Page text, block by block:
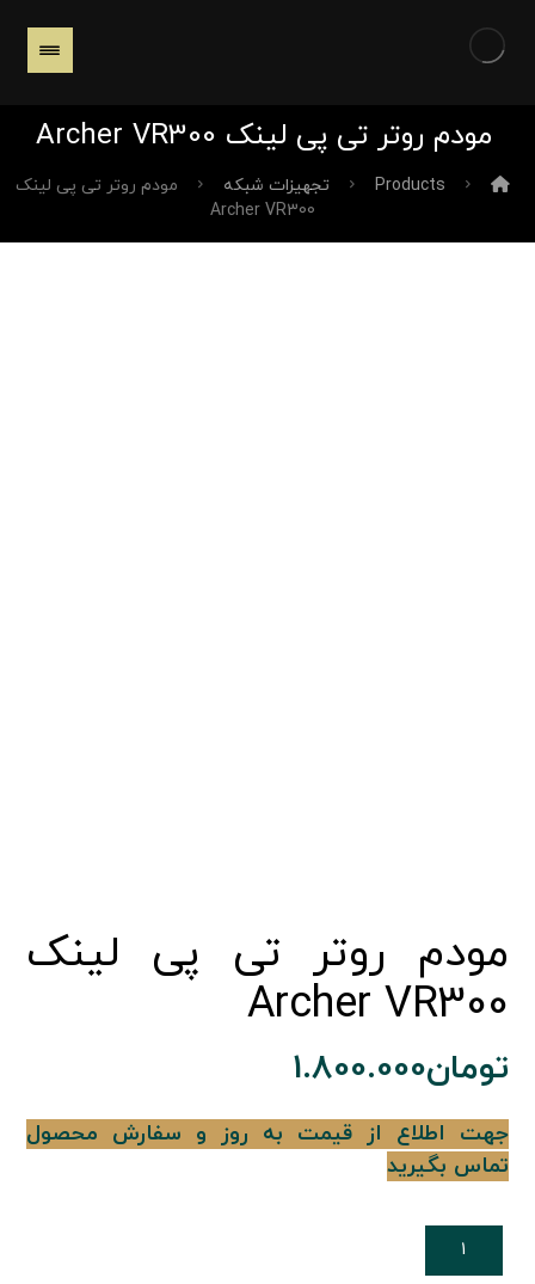
مودم روتر تی پی لینک Archer VR300
Products تجهیزات شبکه
مودم روتر تی پی لینک
Archer VR300
مودم روتر تی پی لینک
Archer VR300
تومان1.800.000
جهت اطلاع از قیمت به روز و سفارش محصول
تماس بگیرید